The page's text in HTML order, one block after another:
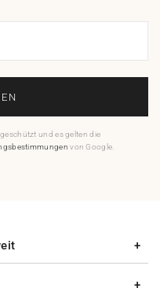
und es gelten die
von Google.